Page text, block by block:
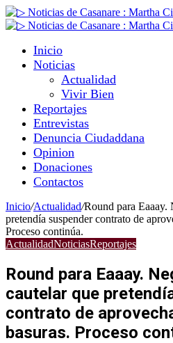
Inicio
Noticias
Actualidad
Vivir Bien
Reportajes
Entrevistas
Denuncia Ciudaddana
Opinion
Donaciones
Contactos
Inicio/Actualidad/Round para Eaaay.
pretendía suspender contrato de
Proceso continúa.
ActualidadNoticiasReportajes
Round para Eaaay.
cautelar que
contrato de
basuras. Proceso